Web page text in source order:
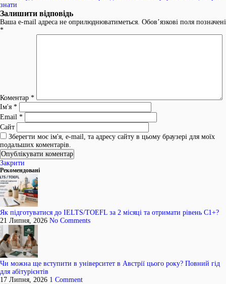
знати
Залишити відповідь
Ваша e-mail адреса не оприлюднюватиметься. Обов’язкові поля позначені
*
Коментар *
Ім'я *
Email *
Сайт
Зберегти моє ім'я, e-mail, та адресу сайту в цьому браузері для моїх
подальших коментарів.
Закрити
Рекомендовані
Як підготуватися до IELTS/TOEFL за 2 місяці та отримати рівень C1+?
21 Липня, 2026 No Comments
Чи можна ще вступити в університет в Австрії цього року? Повний гід
для абітурієнтів
17 Липня, 2026 1 Comment